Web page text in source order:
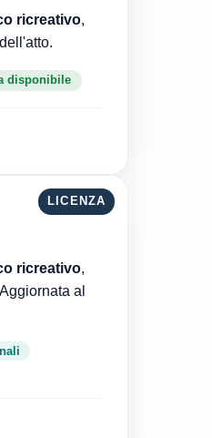
ricreativo,
dell'atto.
disponibile
LICENZA
ricreativo,